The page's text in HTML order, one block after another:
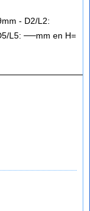
- D2/L2:
L5: ──mm en H=